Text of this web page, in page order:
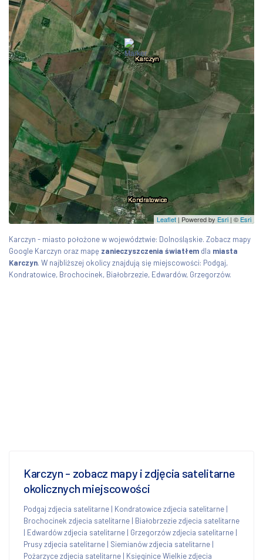
Leaflet | Powered by Esri | © Esri
Karczyn - miasto położone w województwie: Dolnośląskie. Zobacz mapy
Google Karczyn oraz mapę zanieczyszczenia światłem dla miasta
Karczyn. W najbliższej okolicy znajdują się miejscowości: Podgaj,
Kondratowice, Brochocinek, Białobrzezie, Edwardów, Grzegorzów.
Karczyn - zobacz mapy i zdjęcia satelitarne
okolicznych miejscowości
Podgaj zdjecia satelitarne | Kondratowice zdjecia satelitarne |
Brochocinek zdjecia satelitarne | Białobrzezie zdjecia satelitarne
| Edwardów zdjecia satelitarne | Grzegorzów zdjecia satelitarne |
Prusy zdjecia satelitarne | Siemianów zdjecia satelitarne |
Pożarzyce zdjecia satelitarne | Księginice Wielkie zdjecia